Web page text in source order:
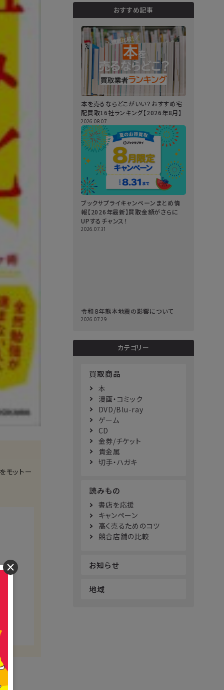
モットー
おすすめ記事
本を売るならどこがいい？おすすめ宅
配買取16社ランキング【2026年8月】
2026.08.07
ブックサプライキャンペーンまとめ情
報【2026年最新】買取金額がさらに
UPするチャンス！
2026.07.31
令和８年熊本地震の影響について
2026.07.29
カテゴリー
買取商品
本
漫画・コミック
DVD/Blu-ray
ゲーム
CD
金券/チケット
貴金属
切手・ハガキ
読みもの
書店を応援
キャンペーン
高く売るためのコツ
競合店舗の比較
お知らせ
地域
×